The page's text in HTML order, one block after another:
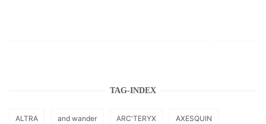
TAG-INDEX
ALTRA and wander ARC'TERYX AXESQUIN